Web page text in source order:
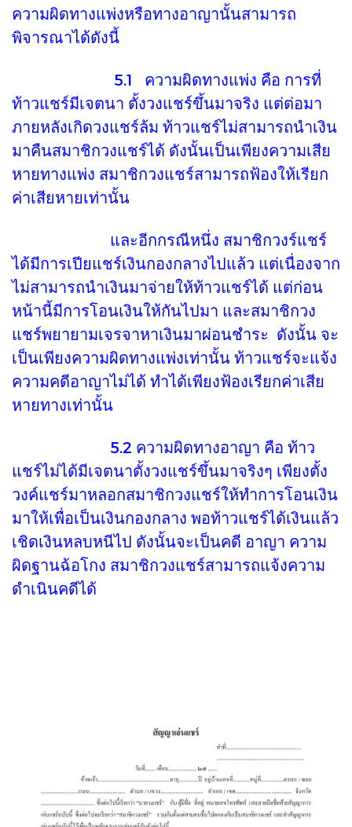
ความผิดทางแพ่งหรือทางอาญานั้นสามารถ
พิจารณาได้ดังนี้
5.1 ความผิดทางแพ่ง คือ การที่
ท้าวแชร์มีเจตนา ตั้งวงแชร์ขึ้นมาจริง แต่ต่อมา
ภายหลังเกิดวงแชร์ล้ม ท้าวแชร์ไม่สามารถนำเงิน
มาคืนสมาชิกวงแชร์ได้ ดังนั้นเป็นเพียงความเสีย
หายทางแพ่ง สมาชิกวงแชร์สามารถฟ้องให้เรียก
ค่าเสียหายเท่านั้น
และอีกกรณีหนึ่ง สมาชิกวงร์แชร์
ได้มีการเปียแชร์เงินกองกลางไปแล้ว แต่เนื่องจาก
ไม่สามารถนำเงินมาจ่ายให้ท้าวแชร์ได้ แต่ก่อน
หน้านี้มีการโอนเงินให้กันไปมา และสมาชิกวง
แชร์พยายามเจรจาหาเงินมาผ่อนชำระ ดังนั้น จะ
เป็นเพียงความผิดทางแพ่งเท่านั้น ท้าวแชร์จะแจ้ง
ความคดีอาญาไม่ได้ ทำได้เพียงฟ้องเรียกค่าเสีย
หายทางเท่านั้น
5.2 ความผิดทางอาญา คือ ท้าว
แชร์ไม่ได้มีเจตนาตั้งวงแชร์ขึ้นมาจริงๆ เพียงตั้ง
วงค์แชร์มาหลอกสมาชิกวงแชร์ให้ทำการโอนเงิน
มาให้เพื่อเป็นเงินกองกลาง พอท้าวแชร์ได้เงินแล้ว
เชิดเงินหลบหนีไป ดังนั้นจะเป็นคดี อาญา ความ
ผิดฐานฉ้อโกง สมาชิกวงแชร์สามารถแจ้งความ
ดำเนินคดีได้